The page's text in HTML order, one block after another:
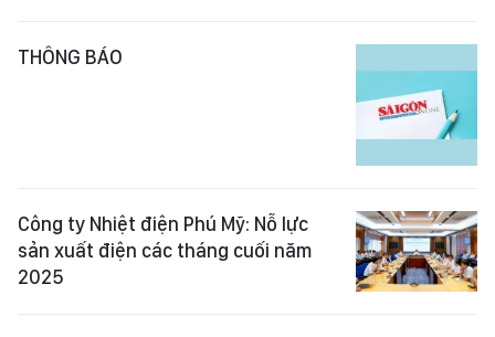
THÔNG BÁO
Công ty Nhiệt điện Phú Mỹ: Nỗ lực
sản xuất điện các tháng cuối năm
2025